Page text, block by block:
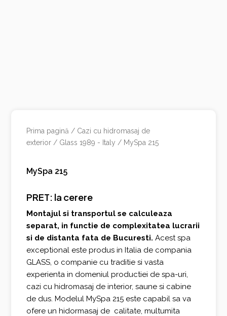
Prima pagină / Cazi cu hidromasaj de
exterior / Glass 1989 - Italy / MySpa 215
MySpa 215
PRET: la cerere
Montajul si transportul se calculeaza
separat, in functie de complexitatea lucrarii
si de distanta fata de Bucuresti. Acest spa
exceptional este produs in Italia de compania
GLASS, o companie cu traditie si vasta
experienta in domeniul productiei de spa-uri,
cazi cu hidromasaj de interior, saune si cabine
de dus. Modelul MySpa 215 este capabil sa va
ofere un hidormasaj de calitate, multumita